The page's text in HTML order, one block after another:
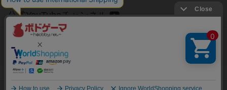
公式YouTubeチャンネル